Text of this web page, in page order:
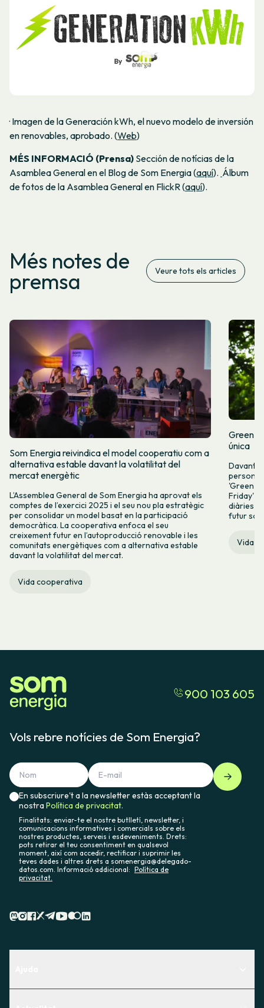
· Imagen de la Generación kWh, el nuevo modelo de inversión
en renovables, aprobado. (Web)
MÉS INFORMACIÓ (Prensa) Sección de notícias de la
Asamblea General en el Blog de Som Energia (aquí). Álbum
de fotos de la Asamblea General en FlickR (aquí).
Més notes de
premsa Veure tots els articles
Som Energia reivindica el model cooperatiu com a
alternativa estable davant la volatilitat del
mercat energètic
L’Assemblea General de Som Energia ha aprovat els
comptes de l’exercici 2025 i el seu nou pla estratègic
per consolidar un model basat en la participació
democràtica. La cooperativa enfoca el seu
creixement futur en l’autoproducció renovable i les
comunitats energètiques com a alternativa estable
davant la volatilitat del mercat.
Vida cooperativa
Green
única
Davant
'Green
Friday'
diàries i
futur
Vida
900 103 605
Vols rebre notícies de Som Energia?
En subscriure't a la newsletter estàs acceptant la
nostraPolítica de privacitat.
Finalitats: enviar-te el nostre butlletí, newsletter, i
comunicacions informatives i comercials sobre els
nostres productes, serveis i esdeveniments. Drets:
pots retirar el teu consentiment en qualsevol
moment, així com accedir, rectificar i suprimir les
teves dades i altres drets a somenergia@delegado-
datos.com. Informació addicional: Política de
privacitat.